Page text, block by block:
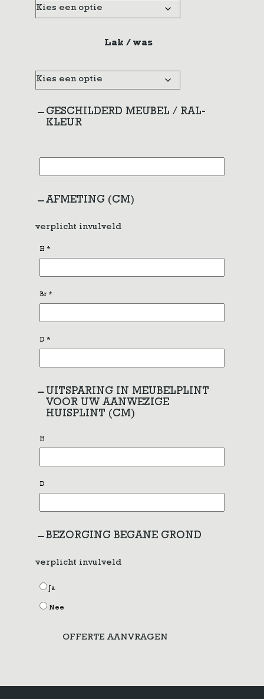
Lak / was
GESCHILDERD MEUBEL / RAL-
KLEUR
AFMETING (CM)
verplicht invulveld
H *
Br *
D *
UITSPARING IN MEUBELPLINT
VOOR UW AANWEZIGE
HUISPLINT (CM)
H
D
BEZORGING BEGANE GROND
verplicht invulveld
Ja
Nee
OFFERTE AANVRAGEN